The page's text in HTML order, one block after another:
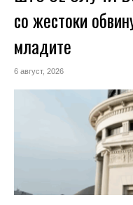
со жестоки
младите
6 август, 2026